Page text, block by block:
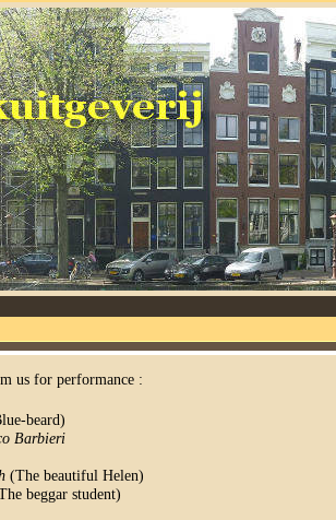
us for performance :
beard)
Barbieri
(The beautiful Helen)
beggar student)